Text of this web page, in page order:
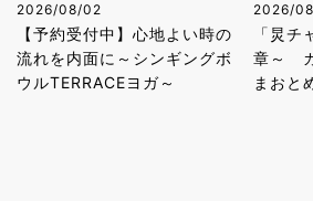
2026/08/02
【予約受付中】心地よい時の
流れを内面に～シンギングボ
ウルTERRACEヨガ～
2026/
「炅
章～
まおと